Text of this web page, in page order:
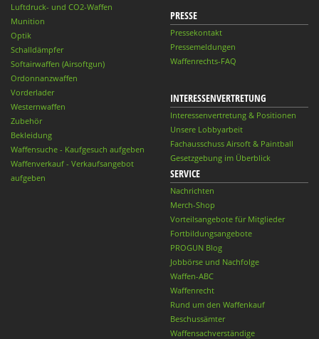
Luftdruck- und CO2-Waffen
Munition
Optik
Schalldämpfer
Softairwaffen (Airsoftgun)
Ordonnanzwaffen
Vorderlader
Westernwaffen
Zubehör
Bekleidung
Waffensuche - Kaufgesuch aufgeben
Waffenverkauf - Verkaufsangebot
aufgeben
PRESSE
Pressekontakt
Pressemeldungen
Waffenrechts-FAQ
INTERESSENVERTRETUNG
Interessenvertretung & Positionen
Unsere Lobbyarbeit
Fachausschuss Airsoft & Paintball
Gesetzgebung im Überblick
SERVICE
Nachrichten
Merch-Shop
Vorteilsangebote für Mitglieder
Fortbildungsangebote
PROGUN Blog
Jobbörse und Nachfolge
Waffen-ABC
Waffenrecht
Rund um den Waffenkauf
Beschussämter
Waffensachverständige